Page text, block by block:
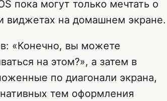
пока могут только мечтать о
виджетах на домашнем экране.
«Конечно, вы можете
на этом?», а затем в
по диагонали экрана,
тем оформления